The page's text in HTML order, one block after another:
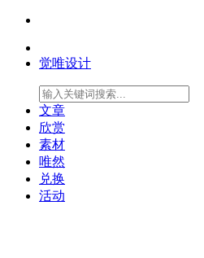
觉唯设计
文章
欣赏
素材
唯然
兑换
活动